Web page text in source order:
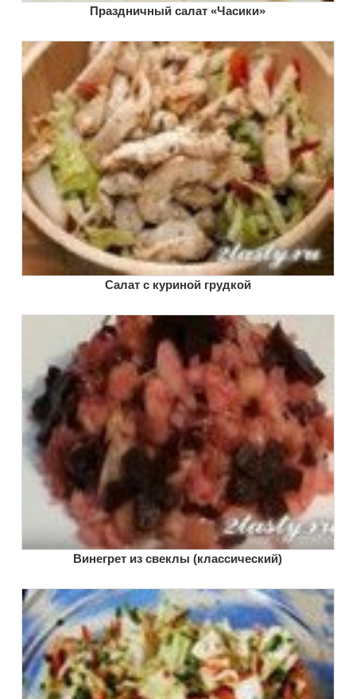
Праздничный салат «Часики»
Салат с куриной грудкой
Винегрет из свеклы (классический)